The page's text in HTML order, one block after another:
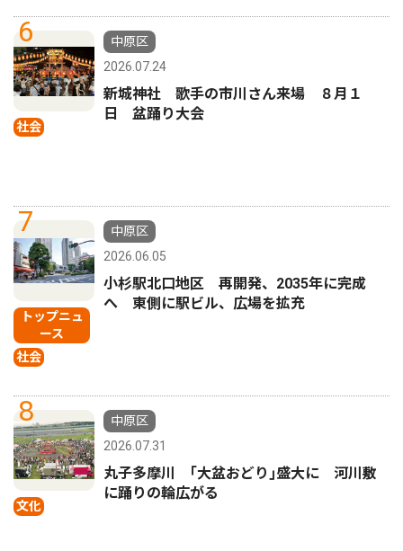
6
社会
中原区
2026.07.24
新城神社 歌手の市川さん来場 ８月１
日 盆踊り大会
7
トップニュ
ース
社会
中原区
2026.06.05
小杉駅北口地区 再開発、2035年に完成
へ 東側に駅ビル、広場を拡充
8
文化
中原区
2026.07.31
丸子多摩川 ｢大盆おどり｣盛大に 河川敷
に踊りの輪広がる